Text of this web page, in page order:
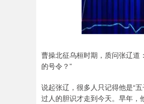
曹操北征乌桓时期，质问张辽道
的号令？”
说起张辽，很多人只记得他是“
过人的胆识才走到今天。早年，